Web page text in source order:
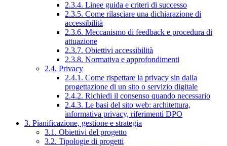
2.3.4. Linee guida e criteri di successo
2.3.5. Come rilasciare una dichiarazione di
accessibilità
2.3.6. Meccanismo di feedback e procedura di
attuazione
2.3.7. Obiettivi accessibilità
2.3.8. Normativa e approfondimenti
2.4. Privacy
2.4.1. Come rispettare la privacy sin dalla
progettazione di un sito o servizio digitale
2.4.2. Richiedi il consenso quando necessario
2.4.3. Le basi del sito web: architettura,
informativa privacy, riferimenti DPO
3. Pianificazione, gestione e strategia
3.1. Obiettivi del progetto
3.2. Tipologie di progetti